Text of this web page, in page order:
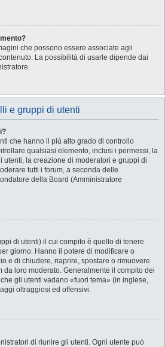
che possono essere associate agli
La possibilità di usarle dipende dai
e gruppi di utenti
che hanno il più alto grado di controllo
qualsiasi elemento, inclusi i permessi, la
la creazione di moderatori e gruppi di
tutti i forum, a seconda delle
della Board (Amministratore
di utenti) il cui compito è quello di tenere
giorno. Hanno il potere di modificare o
e di chiudere, riaprire, spostare o rimuovere
da loro moderato. Generalmente il compito dei
gli utenti vadano «fuori tema» (in inglese,
oltraggiosi ed offensivi.
di riunire gli utenti. Ogni utente può